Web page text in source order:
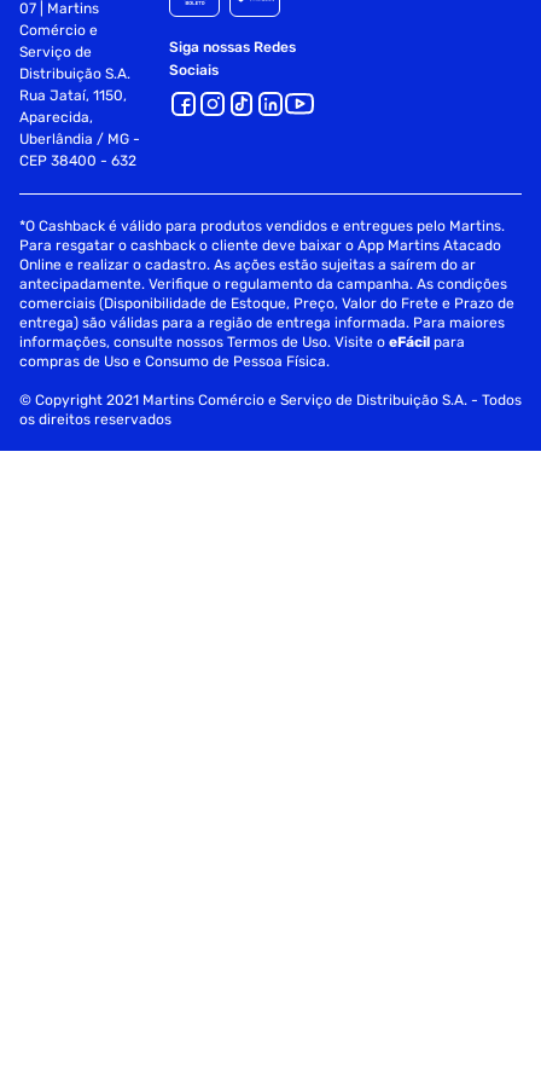
07 | Martins
Comércio e
Serviço de
Distribuição S.A.
Rua Jataí, 1150,
Aparecida,
Uberlândia / MG -
CEP 38400 - 632
Siga nossas Redes
Sociais
*O Cashback é válido para produtos vendidos e entregues pelo Martins.
Para resgatar o cashback o cliente deve baixar o App Martins Atacado
Online e realizar o cadastro. As ações estão sujeitas a saírem do ar
antecipadamente. Verifique o regulamento da campanha. As condições
comerciais (Disponibilidade de Estoque, Preço, Valor do Frete e Prazo de
entrega) são válidas para a região de entrega informada. Para maiores
informações, consulte nossos Termos de Uso. Visite oeFácil para
compras de Uso e Consumo de Pessoa Física.
© Copyright 2021 Martins Comércio e Serviço de Distribuição S.A. - Todos
os direitos reservados